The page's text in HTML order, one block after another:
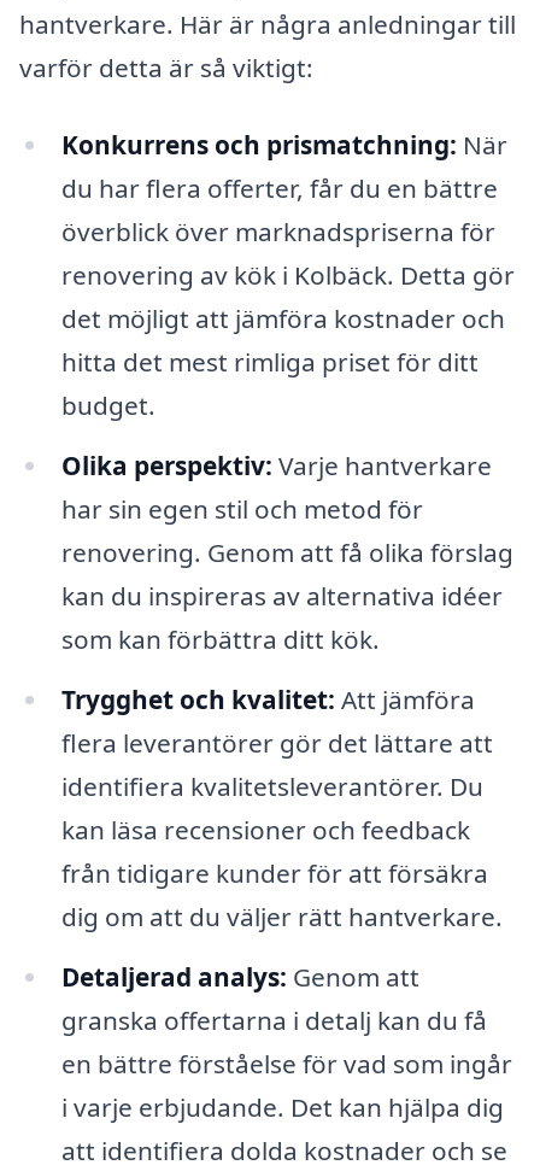
hantverkare. Här är några anledningar till
varför detta är så viktigt:
Konkurrens och prismatchning: När
du har flera offerter, får du en bättre
överblick över marknadspriserna för
renovering av kök i Kolbäck. Detta gör
det möjligt att jämföra kostnader och
hitta det mest rimliga priset för ditt
budget.
Olika perspektiv: Varje hantverkare
har sin egen stil och metod för
renovering. Genom att få olika förslag
kan du inspireras av alternativa idéer
som kan förbättra ditt kök.
Trygghet och kvalitet: Att jämföra
flera leverantörer gör det lättare att
identifiera kvalitetsleverantörer. Du
kan läsa recensioner och feedback
från tidigare kunder för att försäkra
dig om att du väljer rätt hantverkare.
Detaljerad analys: Genom att
granska offertarna i detalj kan du få
en bättre förståelse för vad som ingår
i varje erbjudande. Det kan hjälpa dig
att identifiera dolda kostnader och se